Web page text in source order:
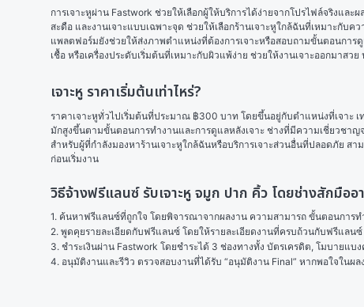
การเจาะหูผ่าน Fastwork ช่วยให้เลือกผู้ให้บริการได้ง่ายจากโปรไฟล์จริงแล
สะดือ และงานเจาะแบบเฉพาะจุด ช่วยให้เลือกร้านเจาะหูใกล้ฉันที่เหมาะกับ
แพลตฟอร์มยังช่วยให้ส่งภาพตำแหน่งที่ต้องการเจาะหรือสอบถามขั้นตอนการดู
เชื้อ หรือเครื่องประดับเริ่มต้นที่เหมาะกับผิวแพ้ง่าย ช่วยให้งานเจาะออกมาสว
เจาะหู ราคาเริ่มต้นเท่าไหร่?
ราคาเจาะหูทั่วไปเริ่มต้นที่ประมาณ ฿300 บาท โดยขึ้นอยู่กับตำแหน่งที่เจาะ เ
มักสูงขึ้นตามขั้นตอนการทำงานและการดูแลหลังเจาะ ช่างที่มีความเชี่ยวชา
สำหรับผู้ที่กำลังมองหาร้านเจาะหูใกล้ฉันหรือบริการเจาะส่วนอื่นที่ปลอดภัย ส
ก่อนเริ่มงาน
วิธีจ้างฟรีแลนซ์ รับเจาะหู จมูก ปาก คิ้ว โดยช่างสักมื
1. ค้นหาฟรีแลนซ์ที่ถูกใจ โดยพิจารณาจากผลงาน ความสามารถ ขั้นตอนการท
2. พูดคุยรายละเอียดกับฟรีแลนซ์ โดยให้รายละเอียดงานที่ครบถ้วนกับฟรีแล
3. ชำระเงินผ่าน Fastwork โดยชำระได้ 3 ช่องทางทั้ง บัตรเครดิต, โมบาย
4. อนุมัติงานและรีวิว ตรวจสอบงานที่ได้รับ “อนุมัติงาน Final” หากพอใจในผ